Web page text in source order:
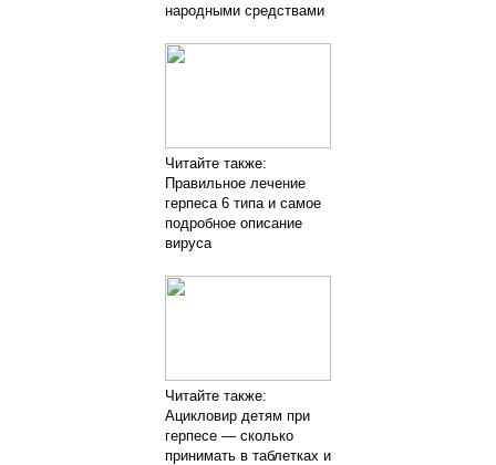
народными средствами
Читайте также:
Правильное лечение
герпеса 6 типа и самое
подробное описание
вируса
Читайте также:
Ацикловир детям при
герпесе — сколько
принимать в таблетках и